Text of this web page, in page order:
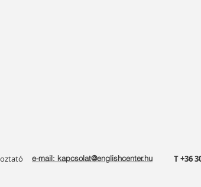
e-mail: kapcsolat@englishcenter.hu T +36